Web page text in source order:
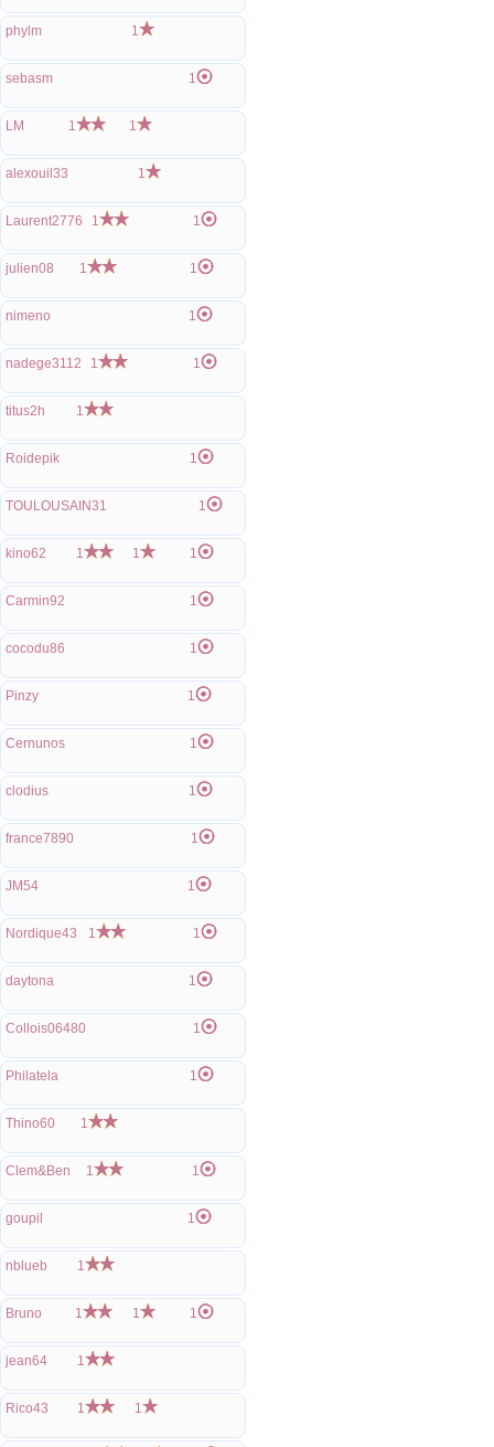
phylm 1
sebasm 1
LM 1 1
alexouil33 1
Laurent2776 1 1
julien08 1 1
nimeno 1
nadege3112 1 1
titus2h 1
Roidepik 1
TOULOUSAIN31 1
kino62 1 1 1
Carmin92 1
cocodu86 1
Pinzy 1
Cernunos 1
clodius 1
france7890 1
JM54 1
Nordique43 1 1
daytona 1
Collois06480 1
Philatela 1
Thino60 1
Clem&Ben 1 1
goupil 1
nblueb 1
Bruno 1 1 1
jean64 1
Rico43 1 1